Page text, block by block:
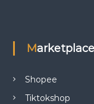
Marketplace
Shopee
Tiktokshop